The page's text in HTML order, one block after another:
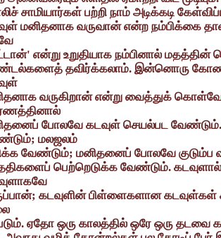
சாமியார்கள் பற்றி நாம் அடிக்கடி
மனிதனாக வருவான் என்ற நம்பிக்கை
' என்று உறுதியாக நம்பினால் மதத்தின்
தவிர்க்கலாம். இன்னொரு
வருகிறான் என்று வைத்துக்
போலவே கடவுள் செயல்பட
; மலஜலம்
வேண்டும்; மனிதனைப் போலவே குடும்ப
பெற்றெடுக்க வேண்டும்.
; கடவுளின் பிள்ளைகளான கடவுள்கள்
ஏதோ ஒரு காலத்தில் ஒரே ஒரு தடவை